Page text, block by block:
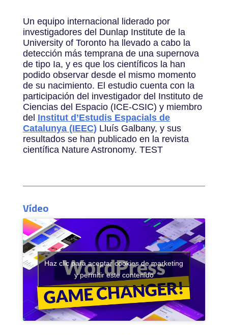
Un equipo internacional liderado por
investigadores del Dunlap Institute de la
University of Toronto ha llevado a cabo la
detección más temprana de una supernova
de tipo Ia, y es que los científicos la han
podido observar desde el mismo momento
de su nacimiento. El estudio cuenta con la
participación del investigador del Instituto de
Ciencias del Espacio (ICE-CSIC) y miembro
del Institut d’Estudis Espacials de
Catalunya (IEEC) Lluís Galbany, y sus
resultados se han publicado en la revista
científica Nature Astronomy. TEST
Vídeo
Haz clic para aceptar cookies de marketing
y permitir este contenido